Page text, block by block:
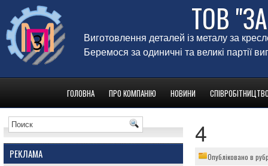
ТОВ
Виготовлення деталей із металу за
Беремося за одиничні та великі партії
ГОЛОВНА ПРО КОМПАНІЮ НОВИНИ
РЕКЛАМА
4
Опубліковано в